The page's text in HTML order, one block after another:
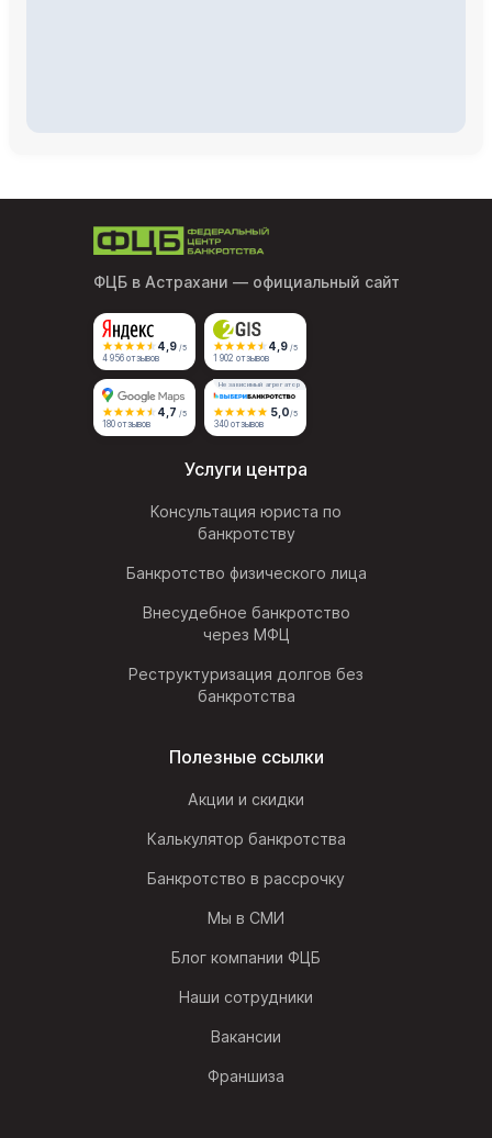
ФЦБ в Астрахани — официальный сайт
4,9 /5
4 956 отзывов
4,9 /5
1 902 отзывов
4,7 /5
180 отзывов
Независимый агрегатор
5,0/5
340 отзывов
Услуги центра
Консультация юриста по
банкротству
Банкротство физического лица
Внесудебное банкротство
через МФЦ
Реструктуризация долгов без
банкротства
Полезные ссылки
Акции и скидки
Калькулятор банкротства
Банкротство в рассрочку
Мы в СМИ
Блог компании ФЦБ
Наши сотрудники
Вакансии
Франшиза